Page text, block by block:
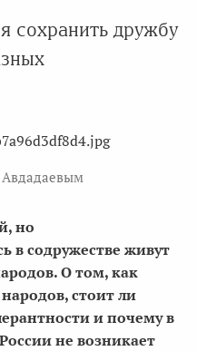
сохранить дружбу
Авдадаевым
но
в содружестве живут
О том, как
стоит ли
и почему в
не возникает